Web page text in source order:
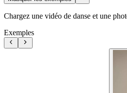
Chargez une vidéo de danse et une
Exemples